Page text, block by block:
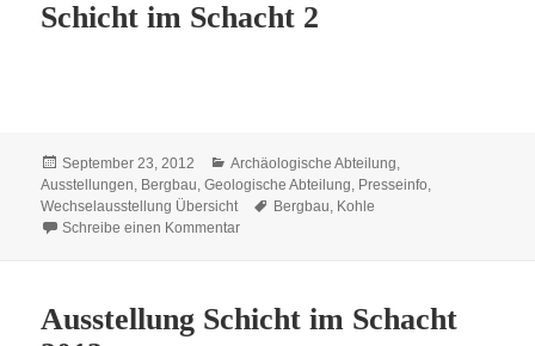
Schicht im Schacht 2
Veröffentlicht
am
September 23, 2012 Kategorien
Archäologische Abteilung,
Ausstellungen, Bergbau,Geologische Abteilung, Presseinfo,
Wechselausstellung Übersicht
Schlagwörter
Bergbau, Kohle
Schreibe einen Kommentarzu Schicht im Schacht 2
Ausstellung Schicht im Schacht